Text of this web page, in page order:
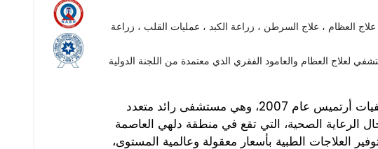
العظام ، علاج السرطن ، زراعة الكبد ، عمليات القلب ، زراعة
لعلاج العظام والعامود الفقري الذي معتمدة من اللجنة الدولية
تأسست مستشفيات أرتميس عام 2007، وهي مستشفى رائد متعدد
الرعاية الصحية، التي تقع في منطقة دلهي العاصمة
العلاجات الطبية بأسعار معقولة وعالمية المستوى،